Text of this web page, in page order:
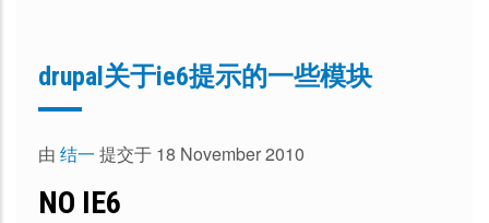
drupal关于ie6提示的一些模块
由 结一 提交于 18 November 2010
NO IE6